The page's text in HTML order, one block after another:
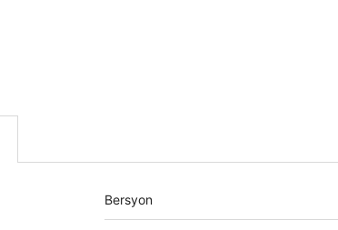
Meta
Bersyon